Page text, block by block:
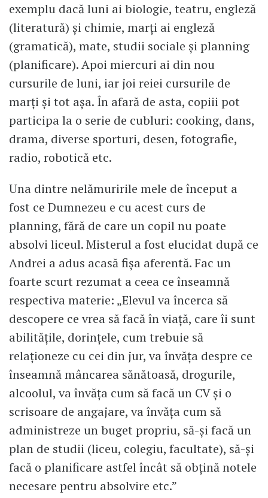
exemplu dacă luni ai biologie, teatru, engleză
(literatură) și chimie, marți ai engleză
(gramatică), mate, studii sociale și planning
(planificare). Apoi miercuri ai din nou
cursurile de luni, iar joi reiei cursurile de
marți și tot așa. În afară de asta, copiii pot
participa la o serie de cubluri: cooking, dans,
drama, diverse sporturi, desen, fotografie,
radio, robotică etc.
Una dintre nelămuririle mele de început a
fost ce Dumnezeu e cu acest curs de
planning, fără de care un copil nu poate
absolvi liceul. Misterul a fost elucidat după ce
Andrei a adus acasă fișa aferentă. Fac un
foarte scurt rezumat a ceea ce înseamnă
respectiva materie: „Elevul va încerca să
descopere ce vrea să facă în viață, care îi sunt
abilitățile, dorințele, cum trebuie să
relaționeze cu cei din jur, va învăța despre ce
înseamnă mâncarea sănătoasă, drogurile,
alcoolul, va învăța cum să facă un CV și o
scrisoare de angajare, va învăța cum să
administreze un buget propriu, să-și facă un
plan de studii (liceu, colegiu, facultate), să-și
facă o planificare astfel încât să obțină notele
necesare pentru absolvire etc.”